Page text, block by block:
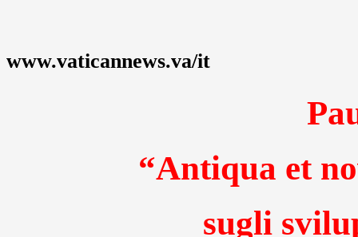
www.vaticannews.va/it
“Antiqua et
sugli